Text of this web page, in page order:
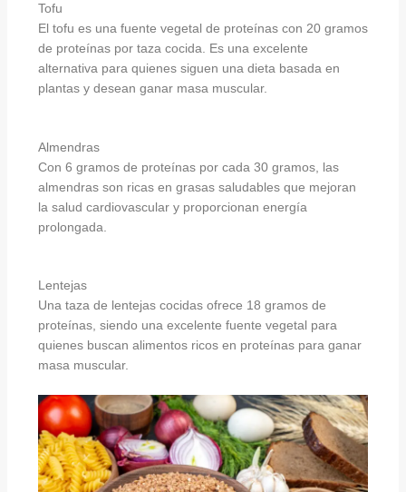
Tofu
El tofu es una fuente vegetal de proteínas con 20 gramos
de proteínas por taza cocida. Es una excelente
alternativa para quienes siguen una dieta basada en
plantas y desean ganar masa muscular.
Almendras
Con 6 gramos de proteínas por cada 30 gramos, las
almendras son ricas en grasas saludables que mejoran
la salud cardiovascular y proporcionan energía
prolongada.
Lentejas
Una taza de lentejas cocidas ofrece 18 gramos de
proteínas, siendo una excelente fuente vegetal para
quienes buscan alimentos ricos en proteínas para ganar
masa muscular.